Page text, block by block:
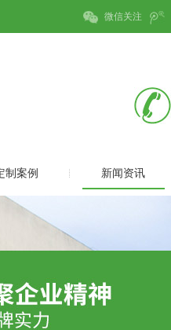
微信关注
制案例 新闻资讯